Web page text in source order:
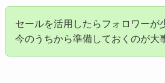
セールを活用したらフォロワーが
今のうちから準備しておくのが大